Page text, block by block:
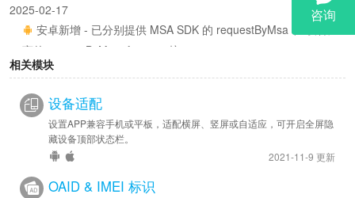
2025-02-17
安卓新增 - 已分别提供 MSA SDK 的 requestByMsa 和 设备厂
商的 requestByManufacturer 接口。
2024-08-08
安卓优化 - SDK 已升级至 v2.5.1
2024-04-24
安卓修复 - 解决低版本安卓系统上可能出现闪退的问题
安卓优化 - SDK 已升级至 v2.4.1
相关模块
设备适配
设置APP兼容手机或平板，适配横屏、竖屏或自适应，可开启全屏隐
藏设备顶部状态栏。
2021-11-9 更新
OAID & IMEI 标识